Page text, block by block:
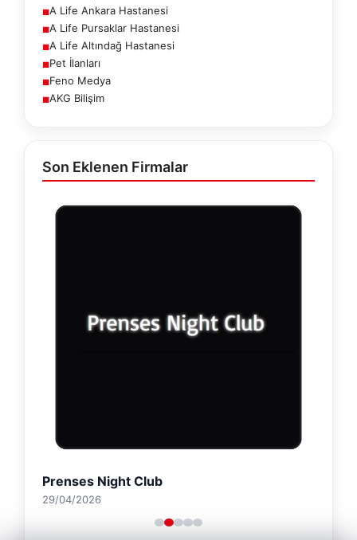
■A Life Ankara Hastanesi
■A Life Pursaklar Hastanesi
■A Life Altındağ Hastanesi
■Pet İlanları
■Feno Medya
■AKG Bilişim
Son Eklenen Firmalar
Prenses Night Club
29/04/2026